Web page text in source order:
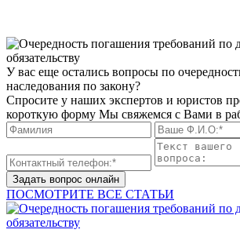
У вас еще остались вопросы по
наследования по закону?
Спросите у наших экспертов и юристов
короткую форму Мы свяжемся с Вами в
Задать вопрос онлайн
ПОСМОТРИТЕ ВСЕ СТАТЬИ